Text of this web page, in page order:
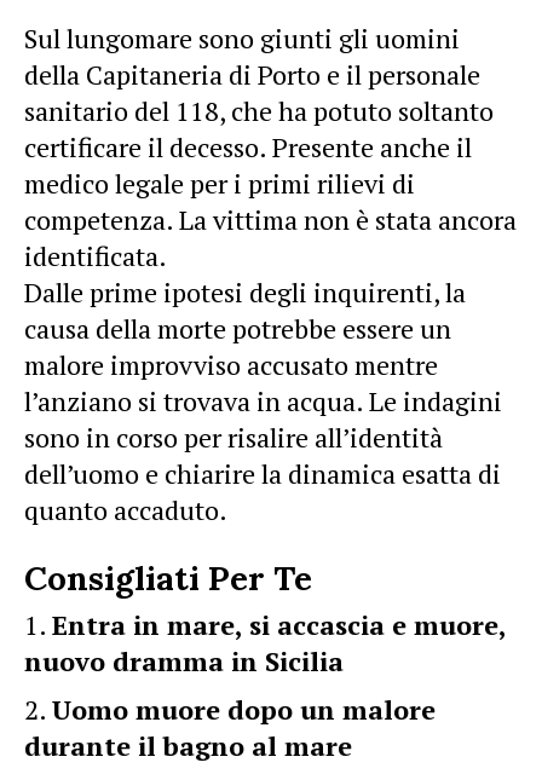
Sul lungomare sono giunti gli uomini
della Capitaneria di Porto e il personale
sanitario del 118, che ha potuto soltanto
certificare il decesso. Presente anche il
medico legale per i primi rilievi di
competenza. La vittima non è stata ancora
identificata.
Dalle prime ipotesi degli inquirenti, la
causa della morte potrebbe essere un
malore improvviso accusato mentre
l’anziano si trovava in acqua. Le indagini
sono in corso per risalire all’identità
dell’uomo e chiarire la dinamica esatta di
quanto accaduto.
Consigliati Per Te
Entra in mare, si accascia e muore,
nuovo dramma in Sicilia
Uomo muore dopo un malore
durante il bagno al mare